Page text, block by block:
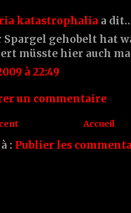
katastrophalia a
Spargel gehobelt hat
müsste hier auch
à 22:49
un commentaire
Accueil
: Publier les